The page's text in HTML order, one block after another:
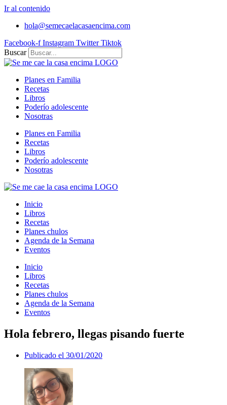
Ir al contenido
hola@semecaelacasaencima.com
Facebook-f Instagram Twitter Tiktok
Buscar
Planes en Familia
Recetas
Libros
Poderío adolescente
Nosotras
Planes en Familia
Recetas
Libros
Poderío adolescente
Nosotras
Inicio
Libros
Recetas
Planes chulos
Agenda de la Semana
Eventos
Inicio
Libros
Recetas
Planes chulos
Agenda de la Semana
Eventos
Hola febrero, llegas pisando fuerte
Publicado el 30/01/2020